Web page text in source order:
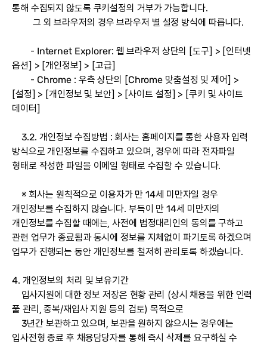
통해 수집되지 않도록 쿠키설정의 거부가 가능합니다.
그 외 브라우저의 경우 브라우저 별 설정 방식에 따릅니다.
- Internet Explorer: 웹 브라우저 상단의 [도구] > [인터넷
옵션] > [개인정보] > [고급]
- Chrome : 우측 상단의 [Chrome 맞춤설정 및 제어] >
[설정] > [개인정보 및 보안] > [사이트 설정] > [쿠키 및 사이트
데이터]
3.2. 개인정보 수집방법 : 회사는 홈페이지를 통한 사용자 입력
방식으로 개인정보를 수집하고 있으며, 경우에 따라 전자파일
형태로 작성한 파일을 이메일 형태로 수집할 수 있습니다.
※ 회사는 원칙적으로 이용자가 만 14세 미만자일 경우
개인정보를 수집하지 않습니다. 부득이 만 14세 미만자의
개인정보를 수집할 때에는, 사전에 법정대리인의 동의를 구하고
관련 업무가 종료됨과 동시에 정보를 지체없이 파기토록 하겠으며
업무가 진행되는 동안 개인정보를 철저히 관리토록 하겠습니다.
4. 개인정보의 처리 및 보유기간
입사지원에 대한 정보 저장은 현황 관리 (상시 채용을 위한 인력
풀 관리, 중복/재입사 지원 등의 검토) 목적으로
3년간 보관하고 있으며, 보관을 원하지 않으시는 경우에는
입사전형 종료 후 채용담당자를 통해 즉시 삭제를 요구하실 수